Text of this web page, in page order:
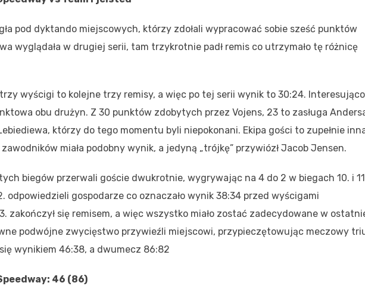
pod dyktando miejscowych, którzy zdołali wypracować sobie sześć punktów
wyglądała w drugiej serii, tam trzykrotnie padł remis co utrzymało tę różnicę
wyścigi to kolejne trzy remisy, a więc po tej serii wynik to 30:24. Interesująco
obu drużyn. Z 30 punktów zdobytych przez Vojens, 23 to zasługa
którzy do tego momentu byli niepokonani. Ekipa gości to zupełnie
miała podobny wynik, a jedyną „trójkę” przywiózł Jacob Jensen.
biegów przerwali goście dwukrotnie, wygrywając na 4 do 2 w biegach 10. i
odpowiedzieli gospodarze co oznaczało wynik 38:34 przed wyścigami
zakończył się remisem, a więc wszystko miało zostać zadecydowane w
podwójne zwycięstwo przywieźli miejscowi, przypieczętowując meczowy
wynikiem 46:38, a dwumecz 86:82
46 (86)